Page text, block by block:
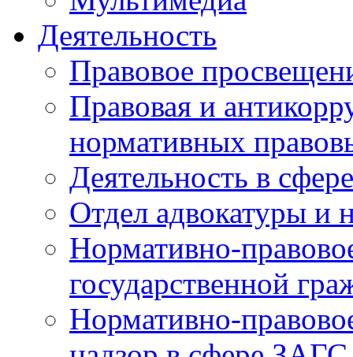
Деятельность
Правовое
Правовая и
нормативных
Деятельность в
Отдел адвокатуры и
Нормативно-
государственной
Нормативно-